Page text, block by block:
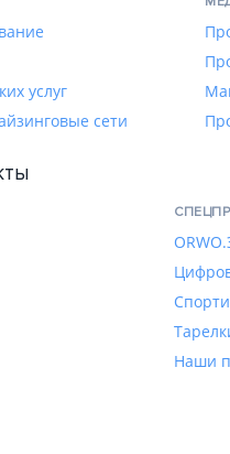
услуг
сети
Наши